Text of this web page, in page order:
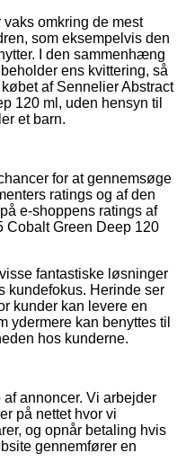
omkring de mest
som eksempelvis den
I den sammenhæng
ens kvittering, så
af Sennelier Abstract
120 ml, uden hensyn til
et barn.
for at gennemsøge
ratings og af den
e-shoppens ratings af
Cobalt Green Deep 120
fantastiske løsninger
kundefokus. Herinde ser
kunder kan levere en
ydermere kan benyttes til
hos kunderne.
annoncer. Vi arbejder
på nettet hvor vi
og opnår betaling hvis
gennemfører en